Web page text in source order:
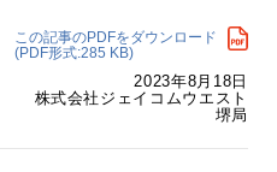
この記事のPDFをダウンロード
(PDF形式:285 KB)
2023年8月18日
株式会社ジェイコムウエスト
堺局